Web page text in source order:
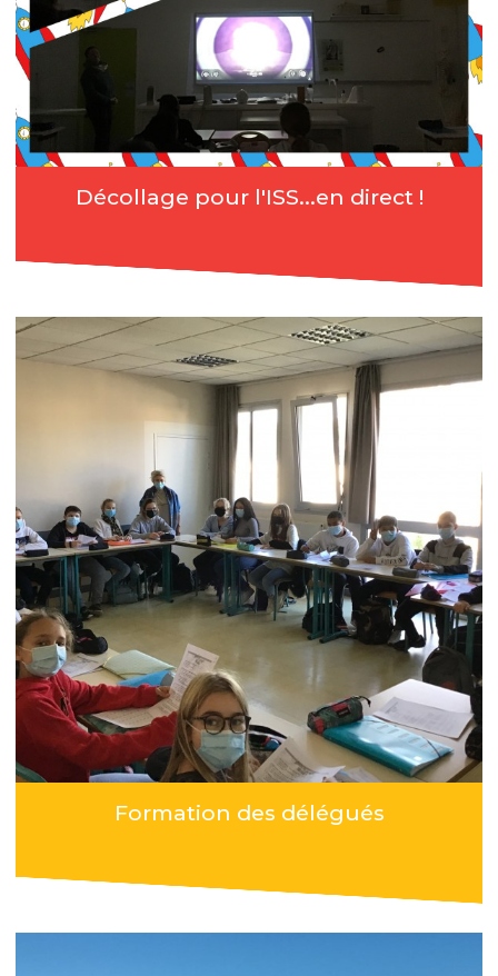
Décollage pour l'ISS...en direct !
Formation des délégués